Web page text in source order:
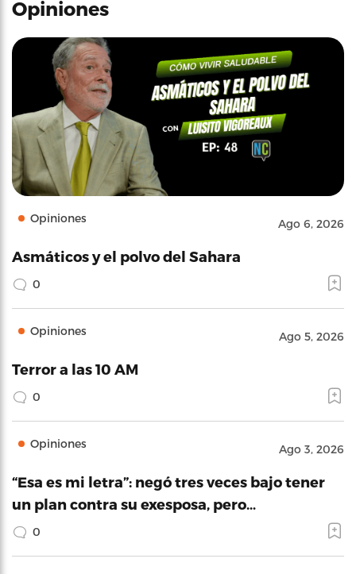
Opiniones
Opiniones Ago 6, 2026
Asmáticos y el polvo del Sahara
0
Opiniones Ago 5, 2026
Terror a las 10 AM
0
Opiniones Ago 3, 2026
“Esa es mi letra”: negó tres veces bajo tener
un plan contra su exesposa, pero…
0